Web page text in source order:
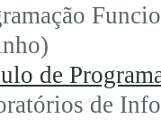
de
de